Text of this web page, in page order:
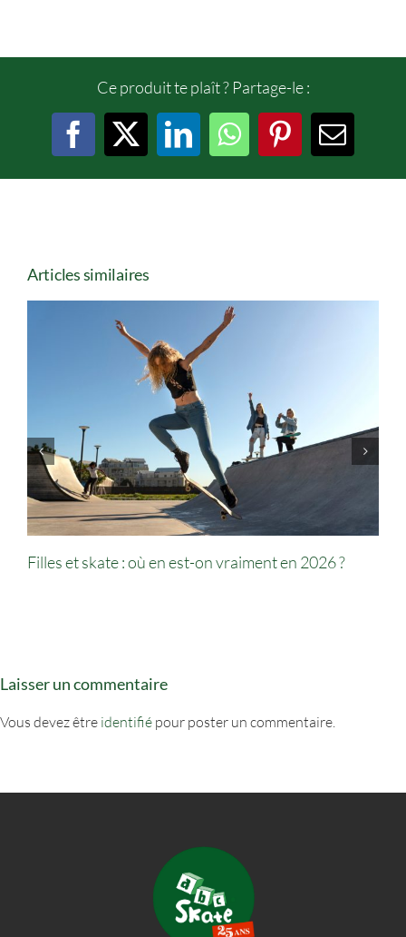
Ce produit te plaît ? Partage-le :
Facebook
X LinkedInWhatsApp
Pinterest
Email
Articles similaires
Filles et skate : où en est-on vraiment en 2026 ?
Laisser un commentaire
Vous devez être identifié pour poster un commentaire.